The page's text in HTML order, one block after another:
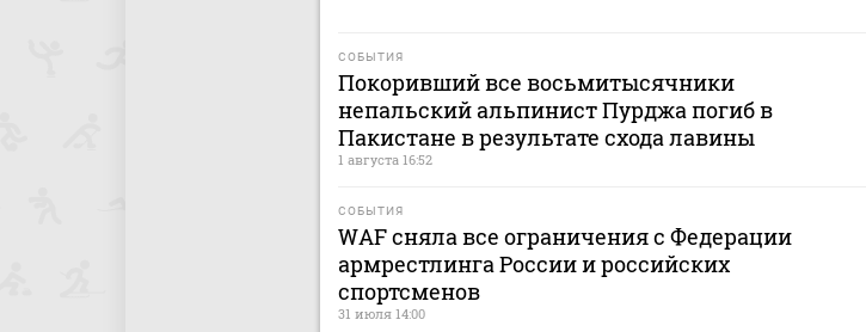
СОБЫТИЯ
Покоривший все восьмитысячники
непальский альпинист Пурджа погиб в
Пакистане в результате схода лавины
1 августа 16:52
СОБЫТИЯ
WAF сняла все ограничения с Федерации
армрестлинга России и российских
спортсменов
31 июля 14:00